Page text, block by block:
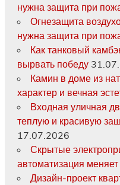
нужна защита при
Огнезащита
нужна защита при
Как танковый
вырвать победу
Камин в доме из
характер и вечная
Входная уличная
теплую и красивую
17.07.2026
Скрытые
автоматизация
Дизайн-проект